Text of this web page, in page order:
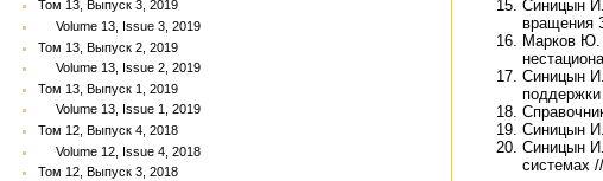
Том 13, Выпуск 3, 2019
Volume 13, Issue 3, 2019
Том 13, Выпуск 2, 2019
Volume 13, Issue 2, 2019
Том 13, Выпуск 1, 2019
Volume 13, Issue 1, 2019
Том 12, Выпуск 4, 2018
Volume 12, Issue 4, 2018
Том 12, Выпуск 3, 2018
Синицын
вращения
Марков Ю.
Синицын
Синицын
Синицын
системах